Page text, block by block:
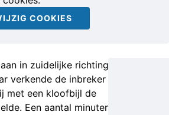
COOKIES
in zuidelijke richting werd als
verkende de inbreker de situatie
met een kloofbijl de
Een aantal minuten later lukte